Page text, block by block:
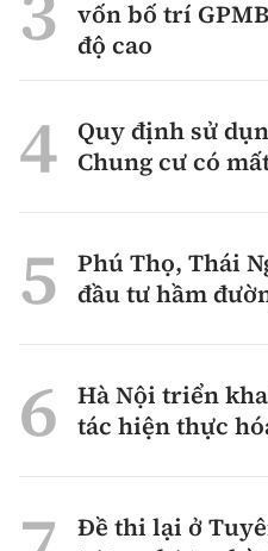
vốn bố trí
độ cao
Quy định sử
Chung cư có
Phú Thọ, Thái
đầu tư hầm
Hà Nội triển
tác hiện thực
Đề thi lại ở